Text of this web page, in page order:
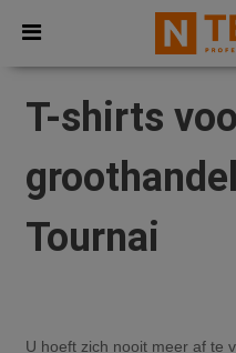
× Ntextil-app
Betere prijzen in de
T-shirts
Tournai
U hoeft zich nooit meer af te